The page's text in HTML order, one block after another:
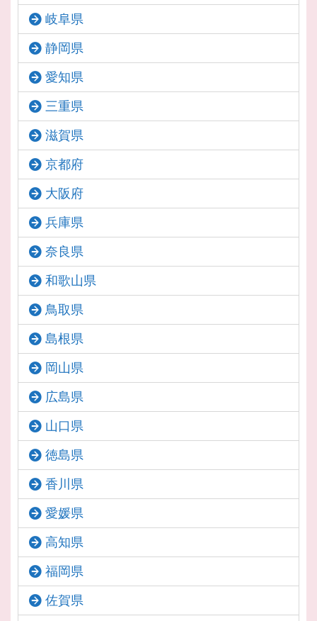
岐阜県
静岡県
愛知県
三重県
滋賀県
京都府
大阪府
兵庫県
奈良県
和歌山県
鳥取県
島根県
岡山県
広島県
山口県
徳島県
香川県
愛媛県
高知県
福岡県
佐賀県